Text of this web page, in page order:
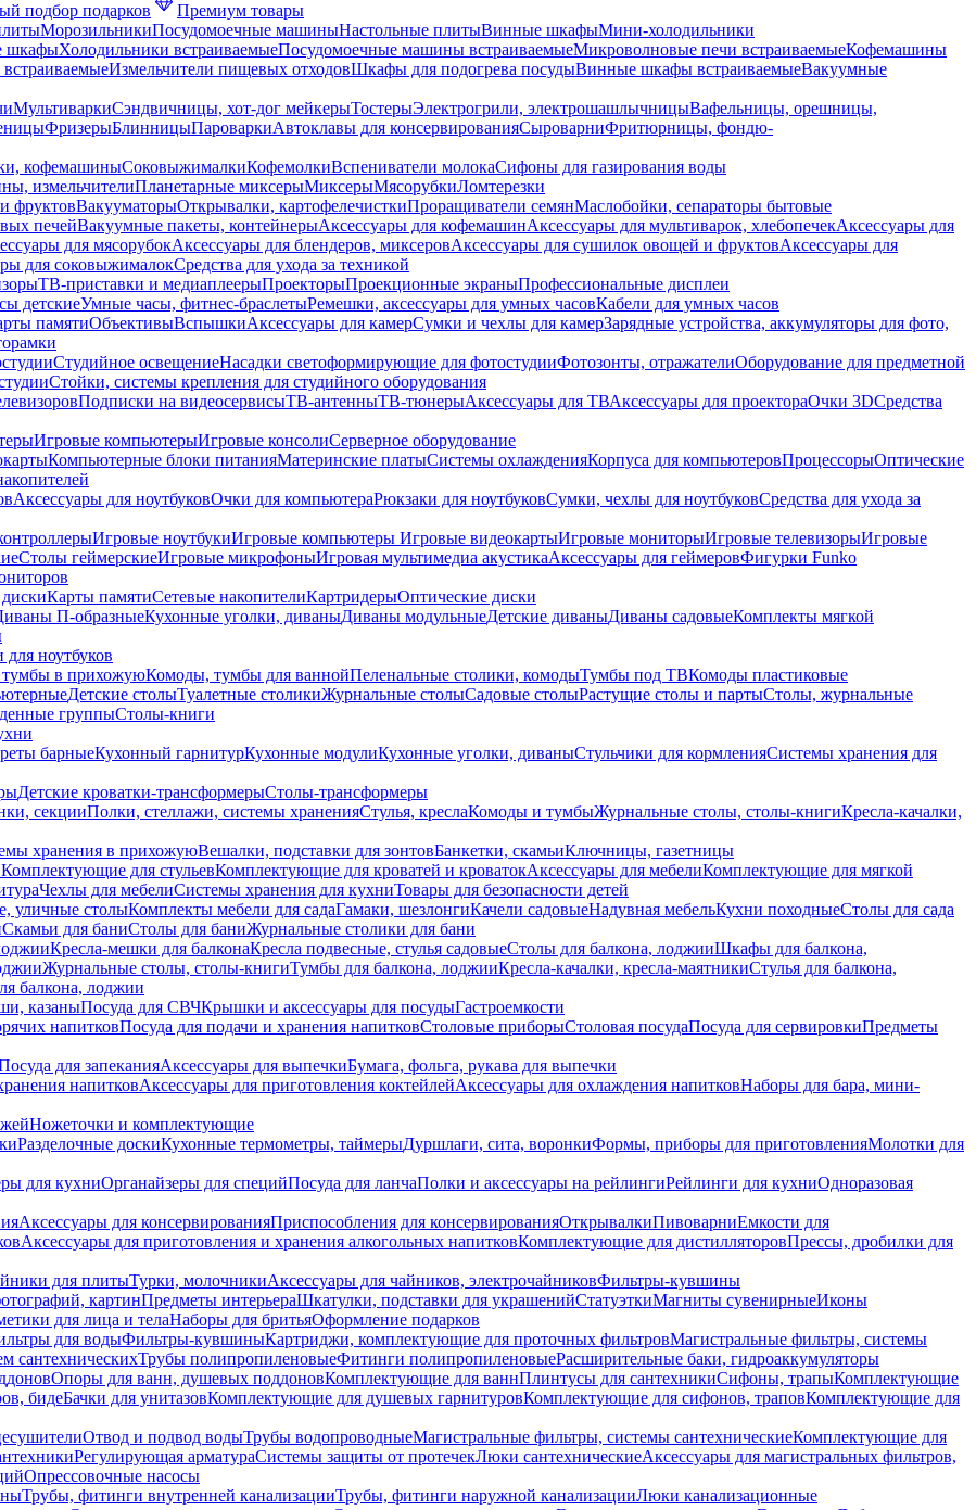
подбор подарков
Премиум товары
МорозильникиПосудомоечные машиныНастольные плитыВинные шкафыМини-холодильники
шкафыХолодильники встраиваемыеПосудомоечные машины встраиваемыеМикроволновые печи встраиваемыеКофемашины
Измельчители пищевых отходовШкафы для подогрева посудыВинные шкафы встраиваемыеВакуумные
МультиваркиСэндвичницы, хот-дог мейкерыТостерыЭлектрогрили, электрошашлычницыВафельницы, орешницы,
ФризерыБлинницыПароваркиАвтоклавы для консервированияСыроварниФритюрницы, фондю-
кофемашиныСоковыжималкиКофемолкиВспениватели молокаСифоны для газирования воды
измельчителиПланетарные миксерыМиксерыМясорубкиЛомтерезки
фруктовВакууматорыОткрывалки, картофелечисткиПроращиватели семянМаслобойки, сепараторы бытовые
печейВакуумные пакеты, контейнерыАксессуары для кофемашинАксессуары для мультиварок, хлебопечекАксессуары для
для мясорубокАксессуары для блендеров, миксеровАксессуары для сушилок овощей и фруктовАксессуары для
для соковыжималокСредства для ухода за техникой
ТВ-приставки и медиаплеерыПроекторыПроекционные экраныПрофессиональные дисплеи
детскиеУмные часы, фитнес-браслетыРемешки, аксессуары для умных часовКабели для умных часов
памятиОбъективыВспышкиАксессуары для камерСумки и чехлы для камерЗарядные устройства, аккумуляторы для фото,
Студийное освещениеНасадки светоформирующие для фотостудииФотозонты, отражателиОборудование для предметной
Стойки, системы крепления для студийного оборудования
Подписки на видеосервисыТВ-антенныТВ-тюнерыАксессуары для ТВАксессуары для проектораОчки 3DСредства
Игровые компьютерыИгровые консолиСерверное оборудование
Компьютерные блоки питанияМатеринские платыСистемы охлажденияКорпуса для компьютеровПроцессорыОптические
Аксессуары для ноутбуковОчки для компьютераРюкзаки для ноутбуковСумки, чехлы для ноутбуковСредства для ухода за
Игровые ноутбукиИгровые компьютеры Игровые видеокартыИгровые мониторыИгровые телевизорыИгровые
Столы геймерскиеИгровые микрофоныИгровая мультимедиа акустикаАксессуары для геймеровФигурки Funko
Карты памятиСетевые накопителиКартридерыОптические диски
П-образныеКухонные уголки, диваныДиваны модульныеДетские диваныДиваны садовыеКомплекты мягкой
для ноутбуков
в прихожуюКомоды, тумбы для ваннойПеленальные столики, комодыТумбы под ТВКомоды пластиковые
Детские столыТуалетные столикиЖурнальные столыСадовые столыРастущие столы и партыСтолы, журнальные
группыСтолы-книги
барныеКухонный гарнитурКухонные модулиКухонные уголки, диваныСтульчики для кормленияСистемы хранения для
Детские кроватки-трансформерыСтолы-трансформеры
секцииПолки, стеллажи, системы храненияСтулья, креслаКомоды и тумбыЖурнальные столы, столы-книгиКресла-качалки,
хранения в прихожуюВешалки, подставки для зонтовБанкетки, скамьиКлючницы, газетницы
Комплектующие для стульевКомплектующие для кроватей и кроватокАксессуары для мебелиКомплектующие для мягкой
Чехлы для мебелиСистемы хранения для кухниТовары для безопасности детей
уличные столыКомплекты мебели для садаГамаки, шезлонгиКачели садовыеНадувная мебельКухни походныеСтолы для сада
Скамьи для баниСтолы для баниЖурнальные столики для бани
Кресла-мешки для балконаКресла подвесные, стулья садовыеСтолы для балкона, лоджииШкафы для балкона,
Журнальные столы, столы-книгиТумбы для балкона, лоджииКресла-качалки, кресла-маятникиСтулья для балкона,
балкона, лоджии
казаныПосуда для СВЧКрышки и аксессуары для посудыГастроемкости
напитковПосуда для подачи и хранения напитковСтоловые приборыСтоловая посудаПосуда для сервировкиПредметы
для запеканияАксессуары для выпечкиБумага, фольга, рукава для выпечки
напитковАксессуары для приготовления коктейлейАксессуары для охлаждения напитковНаборы для бара, мини-
Ножеточки и комплектующие
Разделочные доскиКухонные термометры, таймерыДуршлаги, сита, воронкиФормы, приборы для приготовленияМолотки для
для кухниОрганайзеры для специйПосуда для ланчаПолки и аксессуары на рейлингиРейлинги для кухниОдноразовая
Аксессуары для консервированияПриспособления для консервированияОткрывалкиПивоварниЕмкости для
Аксессуары для приготовления и хранения алкогольных напитковКомплектующие для дистилляторовПрессы, дробилки для
для плитыТурки, молочникиАксессуары для чайников, электрочайниковФильтры-кувшины
картинПредметы интерьераШкатулки, подставки для украшенийСтатуэткиМагниты сувенирныеИконы
для лица и телаНаборы для бритьяОформление подарков
для водыФильтры-кувшиныКартриджи, комплектующие для проточных фильтровМагистральные фильтры, системы
сантехническихТрубы полипропиленовыеФитинги полипропиленовыеРасширительные баки, гидроаккумуляторы
Опоры для ванн, душевых поддоновКомплектующие для ваннПлинтусы для сантехникиСифоны, трапыКомплектующие
бидеБачки для унитазовКомплектующие для душевых гарнитуровКомплектующие для сифонов, траповКомплектующие для
Отвод и подвод водыТрубы водопроводныеМагистральные фильтры, системы сантехническиеКомплектующие для
Регулирующая арматураСистемы защиты от протечекЛюки сантехническиеАксессуары для магистральных фильтров,
Опрессовочные насосы
Трубы, фитинги внутренней канализацииТрубы, фитинги наружной канализацииЛюки канализационные